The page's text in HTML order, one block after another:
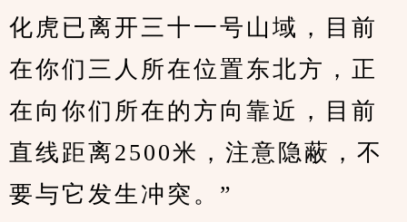
化虎已离开三十一号山域，目前
在你们三人所在位置东北方，正
在向你们所在的方向靠近，目前
直线距离2500米，注意隐蔽，不
要与它发生冲突。”